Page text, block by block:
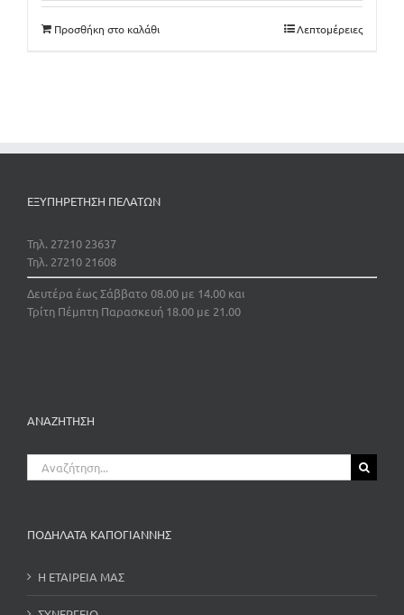
180€.είναι:
170€.
Προσθήκη στο καλάθι Λεπτομέρειες
ΕΞΥΠΗΡΕΤΗΣΗ ΠΕΛΑΤΩΝ
Τηλ. 27210 23637
Τηλ. 27210 21608
Δευτέρα έως Σάββατο 08.00 με 14.00 και
Τρίτη Πέμπτη Παρασκευή 18.00 με 21.00
ΑΝΑΖΗΤΗΣΗ
Αναζήτηση
για:
ΠΟΔΗΛΑΤΑ ΚΑΠΟΓΙΑΝΝΗΣ
Η ΕΤΑΙΡΕΙΑ ΜΑΣ